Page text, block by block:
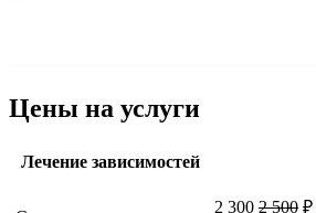
Цены на услуги
Лечение зависимостей
2 300 2 500 ₽